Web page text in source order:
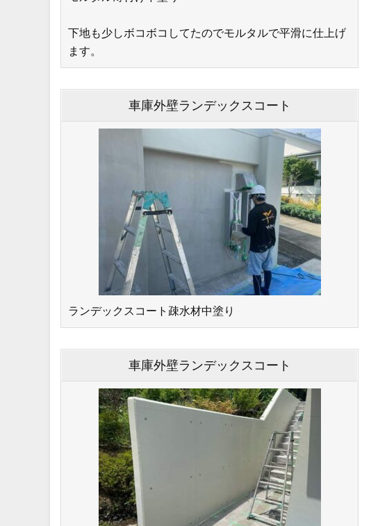
下地も少しボコボコしてたのでモルタルで平滑に仕上げ
ます。
車庫外壁ランデックスコート
ランデックスコート疎水材中塗り
車庫外壁ランデックスコート